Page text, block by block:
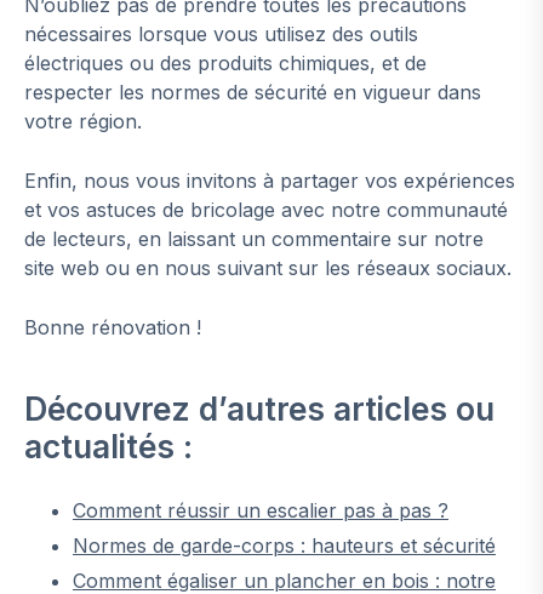
nécessaires lorsque vous utilisez des outils
électriques ou des produits chimiques, et de
respecter les normes de sécurité en vigueur dans
votre région.
Enfin, nous vous invitons à partager vos expériences
et vos astuces de bricolage avec notre communauté
de lecteurs, en laissant un commentaire sur notre
site web ou en nous suivant sur les réseaux sociaux.
Bonne rénovation !
Découvrez d’autres articles ou
actualités :
Comment réussir un escalier pas à pas ?
Normes de garde-corps : hauteurs et sécurité
Comment égaliser un plancher en bois : notre